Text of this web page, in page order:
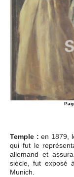
Temple : en 1879,
qui fut le
allemand et
siècle, fut exposé
Munich.